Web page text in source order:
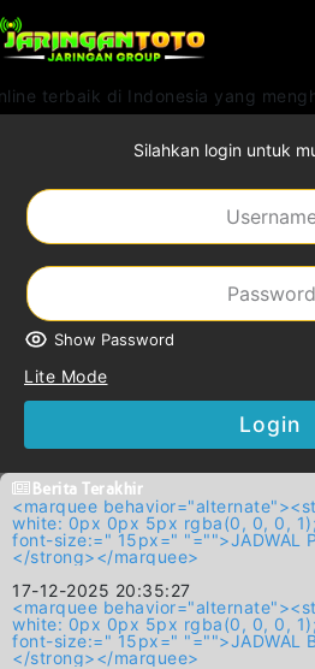
terbaik di Indonesia yang
Silahkan login untuk
Show Password
Lite Mode
Login
Berita Terakhir
<marquee
white: 0px 0px 5px rgba(0, 0, 0,
font-size:=" 15px=" "="">JADWAL
</strong></marquee>
17-12-2025 20:35:27
<marquee
white: 0px 0px 5px rgba(0, 0, 0,
font-size:=" 15px=" "="">JADWAL
</strong></marquee>